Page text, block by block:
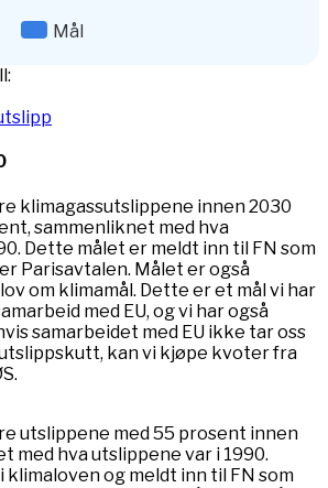
Mål
klimagassutslippene innen 2030
sammenliknet med hva
Dette målet er meldt inn til FN som
Parisavtalen. Målet er også
om klimamål. Dette er et mål vi har
med EU, og vi har også
samarbeidet med EU ikke tar oss
kan vi kjøpe kvoter fra
utslippene med 55 prosent innen
med hva utslippene var i 1990.
og meldt inn til FN som